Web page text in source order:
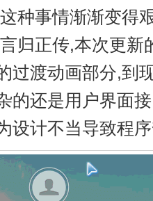
种事情渐渐变得
归正传,本次更新
过渡动画部分,到
的还是用户界面
设计不当导致程